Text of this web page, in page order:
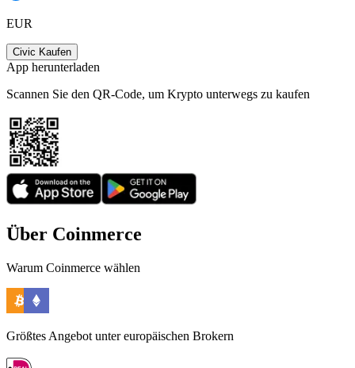
EUR
Civic Kaufen
App herunterladen
Scannen Sie den QR-Code, um Krypto unterwegs zu kaufen
Über Coinmerce
Warum Coinmerce wählen
Größtes Angebot unter europäischen Brokern